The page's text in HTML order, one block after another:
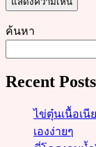
ค้นหา
Recent Posts
ไข่ตุ๋นเนื้อเนี
เองง่ายๆ